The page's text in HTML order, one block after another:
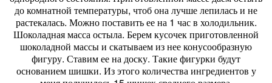
до комнатной температуры, чтоб она лучше лепилась и не
растекалась. Можно поставить ее на 1 час в холодильник.
Шоколадная масса остыла. Берем кусочек приготовленной
шоколадной массы и скатываем из нее конусообразную
фигуру. Ставим ее на доску. Такие фигурки будут
основанием шишки. Из этого количества ингредиентов у